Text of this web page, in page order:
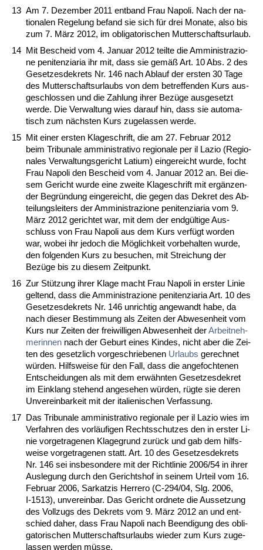
13 Am 7. De­zem­ber 2011 ent­band Frau Na­po­li. Nach der na­
tio­na­len Re­ge­lung be­fand sie sich für drei Mo­na­te, al­so bis
zum 7. März 2012, im ob­li­ga­to­ri­schen Mut­ter­schafts­ur­laub.
14 Mit Be­scheid vom 4. Ja­nu­ar 2012 teil­te die Ammi­nis­tra­zio­
ne pe­ni­ten­zi­a­ria ihr mit, dass sie gemäß Art. 10 Abs. 2 des
Ge­set­zes­de­krets Nr. 146 nach Ab­lauf der ers­ten 30 Ta­ge
des Mut­ter­schafts­ur­laubs von dem be­tref­fen­den Kurs aus­
ge­schlos­sen und die Zah­lung ih­rer Bezüge aus­ge­setzt
wer­de. Die Ver­wal­tung wies dar­auf hin, dass sie au­to­ma­
tisch zum nächs­ten Kurs zu­ge­las­sen wer­de.
15 Mit ei­ner ers­ten Kla­ge­schrift, die am 27. Fe­bru­ar 2012
beim Tri­bu­na­le ammi­nis­tra­tivo re­gio­na­le per il La­zio (Re­gio­
na­les Ver­wal­tungs­ge­richt La­ti­um) ein­ge­reicht wur­de, focht
Frau Na­po­li den Be­scheid vom 4. Ja­nu­ar 2012 an. Bei die­
sem Ge­richt wur­de ei­ne zwei­te Kla­ge­schrift mit ergänzen­
der Be­gründung ein­ge­reicht, die ge­gen das De­kret des Ab­
tei­lungs­lei­ters der Ammi­nis­tra­zio­ne pe­ni­ten­zi­a­ria vom 9.
März 2012 ge­rich­tet war, mit dem der endgülti­ge Aus­
schluss von Frau Na­po­li aus dem Kurs verfügt wor­den
war, wo­bei ihr je­doch die Möglich­keit vor­be­hal­ten wur­de,
den fol­gen­den Kurs zu be­su­chen, mit Strei­chung der
Bezüge bis zu die­sem Zeit­punkt.
16 Zur Stützung ih­rer Kla­ge macht Frau Na­po­li in ers­ter Li­nie
gel­tend, dass die Ammi­nis­tra­zio­ne pe­ni­ten­zi­a­ria Art. 10 des
Ge­set­zes­de­krets Nr. 146 un­rich­tig an­ge­wandt ha­be, da
nach die­ser Be­stim­mung als Zei­ten der Ab­we­sen­heit vom
Kurs nur Zei­ten der frei­wil­li­gen Ab­we­sen­heit derAr­beit­neh­
me­rin­nen nach der Ge­burt ei­nes Kin­des, nicht aber die Zei­
ten des ge­setz­lich vor­ge­schrie­be­nen Ur­laubs ge­rech­net
würden. Hilfs­wei­se für den Fall, dass die an­ge­foch­te­nen
Ent­schei­dun­gen als mit dem erwähn­ten Ge­set­zes­de­kret
im Ein­klang ste­hend an­ge­se­hen würden, rügte sie de­ren
Un­ver­ein­bar­keit mit der ita­lie­ni­schen Ver­fas­sung.
17 Das Tri­bu­na­le ammi­nis­tra­tivo re­gio­na­le per il La­zio wies im
Ver­fah­ren des vorläufi­gen Rechts­schut­zes den in ers­ter Li­
nie vor­ge­tra­ge­nen Kla­ge­grund zurück und gab dem hilfs­
wei­se vor­ge­tra­ge­nen statt. Art. 10 des Ge­set­zes­de­krets
Nr. 146 sei ins­be­son­de­re mit der Richt­li­nie 2006/54 in ih­rer
Aus­le­gung durch den Ge­richts­hof in sei­nem Ur­teil vom 16.
Fe­bru­ar 2006, Sar­kat­zis Her­re­ro (C‑294/04, Slg. 2006,
I‑1513), un­ver­ein­bar. Das Ge­richt ord­ne­te die Aus­set­zung
des Voll­zugs des De­krets vom 9. März 2012 an und ent­
schied da­her, dass Frau Na­po­li nach Be­en­di­gung des ob­li­
ga­to­ri­schen Mut­ter­schafts­ur­laubs wie­der zum Kurs zu­ge­
las­sen wer­den müsse.